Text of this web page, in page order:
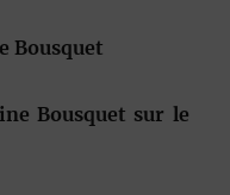
Bousquet
Bousquet sur le